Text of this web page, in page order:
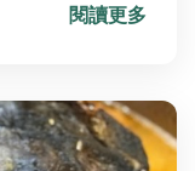
閱讀更多